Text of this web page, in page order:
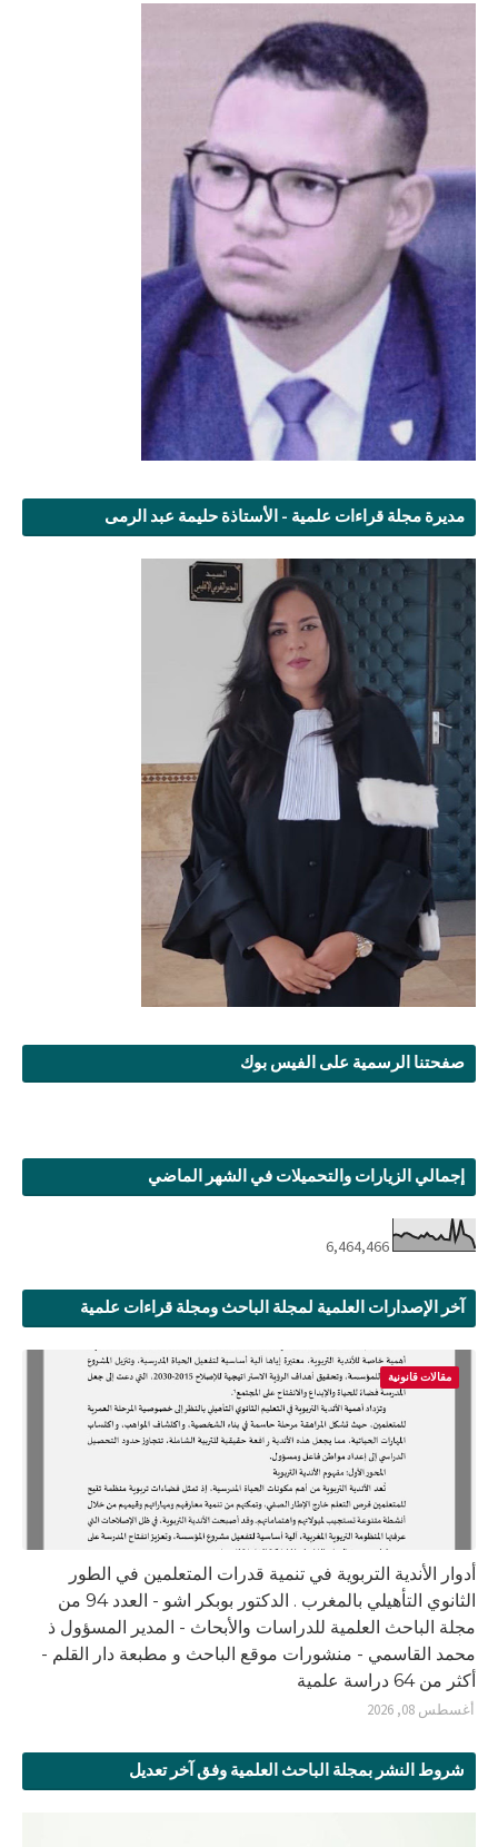
مديرة مجلة قراءات علمية - الأستاذة حليمة عبد الرمى
صفحتنا الرسمية على الفيس بوك
إجمالي الزيارات والتحميلات في الشهر الماضي
6,464,466
آخر الإصدارات العلمية لمجلة الباحث ومجلة قراءات علمية
مقالات قانونية
أدوار الأندية التربوية في تنمية قدرات المتعلمين في الطور
الثانوي التأهيلي بالمغرب . الدكتور بوبكر اشو - العدد 94 من
مجلة الباحث العلمية للدراسات والأبحاث - المدير المسؤول ذ
محمد القاسمي - منشورات موقع الباحث و مطبعة دار القلم -
أكثر من 64 دراسة علمية
أغسطس 08, 2026
شروط النشر بمجلة الباحث العلمية وفق آخر تعديل